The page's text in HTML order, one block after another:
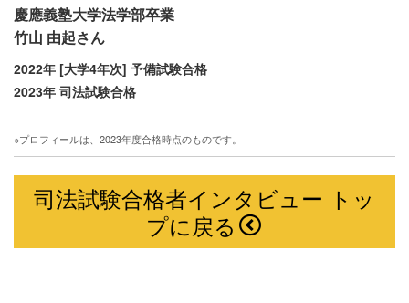
慶應義塾大学法学部卒業
竹山 由起さん
2022年 [大学4年次] 予備試験合格
2023年 司法試験合格
※プロフィールは、2023年度合格時点のものです。
司法試験合格者インタビュー トッ
プに戻る